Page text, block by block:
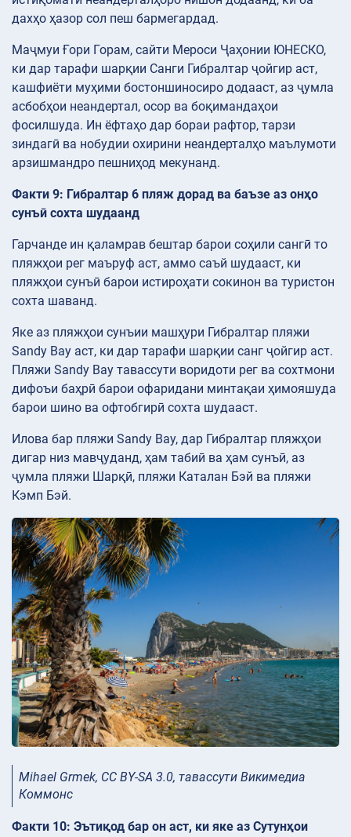
дахҳо ҳазор сол пеш бармегардад.
Маҷмуи Ғори Горам, сайти Мероси Ҷаҳонии ЮНЕСКО,
ки дар тарафи шарқии Санги Гибралтар ҷойгир аст,
кашфиёти муҳими бостоншиносиро додааст, аз ҷумла
асбобҳои неандертал, осор ва боқимандаҳои
фосилшуда. Ин ёфтаҳо дар бораи рафтор, тарзи
зиндагӣ ва нобудии охирини неандерталҳо маълумоти
арзишмандро пешниҳод мекунанд.
Факти 9: Гибралтар 6 пляж дорад ва баъзе аз онҳо
сунъӣ сохта шудаанд
Гарчанде ин қаламрав бештар барои соҳили сангӣ то
пляжҳои рег маъруф аст, аммо саъй шудааст, ки
пляжҳои сунъӣ барои истироҳати сокинон ва туристон
сохта шаванд.
Яке аз пляжҳои сунъии машҳури Гибралтар пляжи
Sandy Bay аст, ки дар тарафи шарқии санг ҷойгир аст.
Пляжи Sandy Bay тавассути воридоти рег ва сохтмони
дифоъи баҳрӣ барои офаридани минтақаи ҳимояшуда
барои шино ва офтобгирӣ сохта шудааст.
Илова бар пляжи Sandy Bay, дар Гибралтар пляжҳои
дигар низ мавҷуданд, ҳам табиӣ ва ҳам сунъӣ, аз
ҷумла пляжи Шарқӣ, пляжи Каталан Бэй ва пляжи
Кэмп Бэй.
Mihael Grmek, CC BY-SA 3.0, тавассути Викимедиа
Коммонс
Факти 10: Эътиқод бар он аст, ки яке аз Сутунҳои